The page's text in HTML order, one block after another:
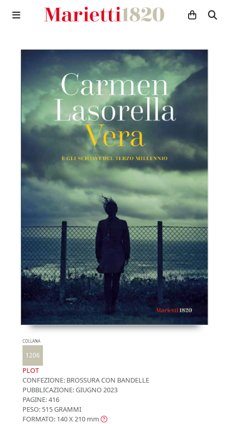
COLLANA
1206
PLOT
CONFEZIONE: BROSSURA CON BANDELLE
PUBBLICAZIONE:GIUGNO 2023
PAGINE: 416
PESO: 515 GRAMMI
FORMATO: 140 X 210 mm